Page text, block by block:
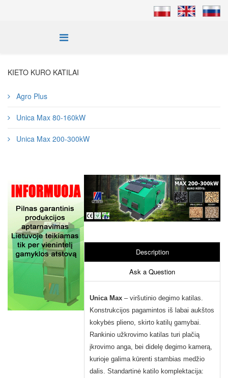
KIETO KURO KATILAI
Agro Plus
Unica Max 80-160kW
Unica Max 200-300kW
Description
Ask a Question
Unica Max – viršutinio degimo katilas.
Konstrukcijos pagamintos iš labai aukštos
kokybės plieno, skirto katilų gamybai.
Rankinio užkrovimo katilas turi plačią
įkrovimo anga, bei didelę degimo kamerą,
kurioje galima kūrenti stambias medžio
dalis. Standartinė katilo komplektacija: